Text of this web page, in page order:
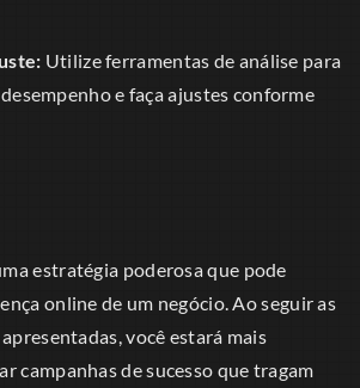
Utilize ferramentas de análise para
e faça ajustes conforme
estratégia poderosa que pode
online de um negócio. Ao seguir as
você estará mais
campanhas de sucesso que tragam